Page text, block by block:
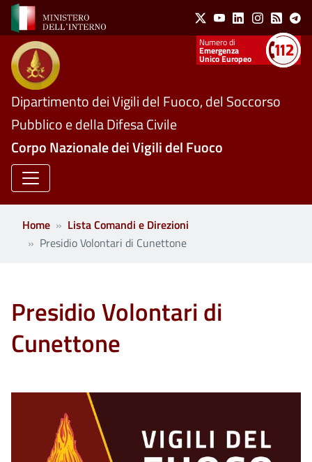
Salta al contenuto principale Social Menu
X YoutubeLinkedinInstagram
Feed
Numeri utili
Emergenza
Unico Europeo
Dipartimento dei Vigili del Fuoco, del Soccorso
Pubblico e della Difesa Civile
Corpo Nazionale dei Vigili del Fuoco
Home
Lista Comandi e Direzioni
Presidio Volontari di Cunettone
Presidio Volontari di
Cunettone